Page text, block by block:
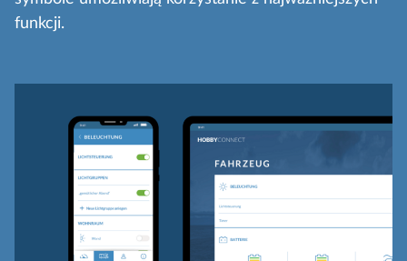
funkcji.